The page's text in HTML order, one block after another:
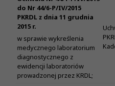
do Nr 44/6-P/IV/2015
PKRDL z dnia 11 grudnia
2015 r.
w sprawie wykreślenia
medycznego laboratorium
diagnostycznego z
ewidencji laboratoriów
prowadzonej przez KRDL;